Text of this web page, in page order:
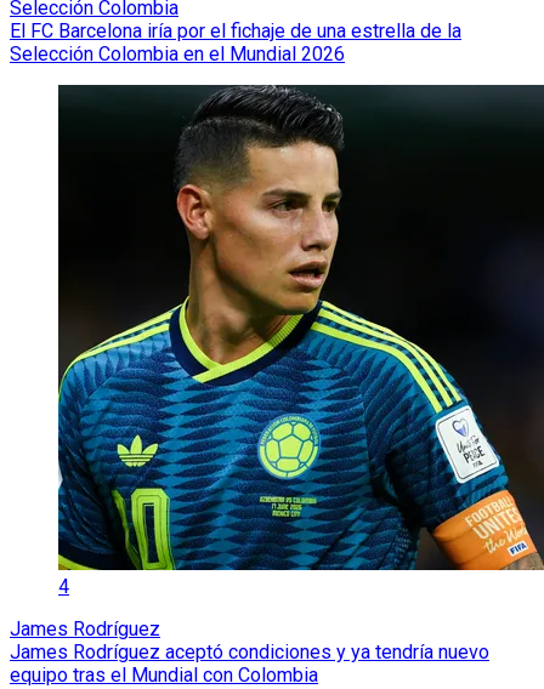
Selección Colombia
El FC Barcelona iría por el fichaje de una estrella de la
Selección Colombia en el Mundial 2026
4
James Rodríguez
James Rodríguez aceptó condiciones y ya tendría nuevo
equipo tras el Mundial con Colombia